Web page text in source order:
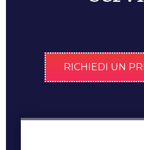
RICHIEDI UN